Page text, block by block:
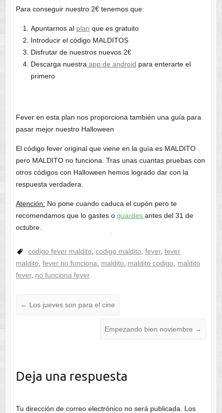
Para conseguir nuestro 2€ tenemos que:
Apuntarnos al plan que es gratuito
Introducir el código MALDITOS
Disfrutar de nuestros nuevos 2€
Descarga nuestra app de android para enterarte el
primero
Fever en esta plan nos proporciona también una guía para
pasar mejor nuestro Halloween
El código fever original que viene en la guía es MALDITO
pero MALDITO no funciona. Tras unas cuantas pruebas con
otros códigos con Halloween hemos logrado dar con la
respuesta verdadera.
Atención: No pone cuando caduca el cupón pero te
recomendamos que lo gastes o guardes antes del 31 de
octubre.
codigo fever maldito codigo maldito fever, fever
maldito fever no funciona maldito maldito codigo
maldito
fever, no funciona fever
← Los jueves son para el cine
Empezando bien noviembre →
Deja una respuesta
Tu dirección de correo electrónico no será publicada.
Los